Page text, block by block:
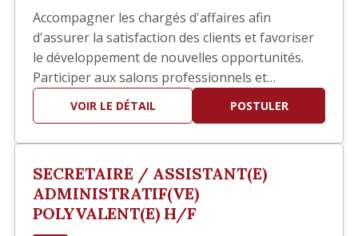
Accompagner les chargés d'affaires afin
d'assurer la satisfaction des clients et favoriser
le développement de nouvelles opportunités.
Participer aux salons professionnels et
développer votre réseau. Piloter les réponses
aux appels d'offres en collaboration avec les
Identifier de nouve…
VOIR LE DÉTAIL POSTULER
SECRETAIRE / ASSISTANT(E)
ADMINISTRATIF(VE)
POLYVALENT(E) H/F